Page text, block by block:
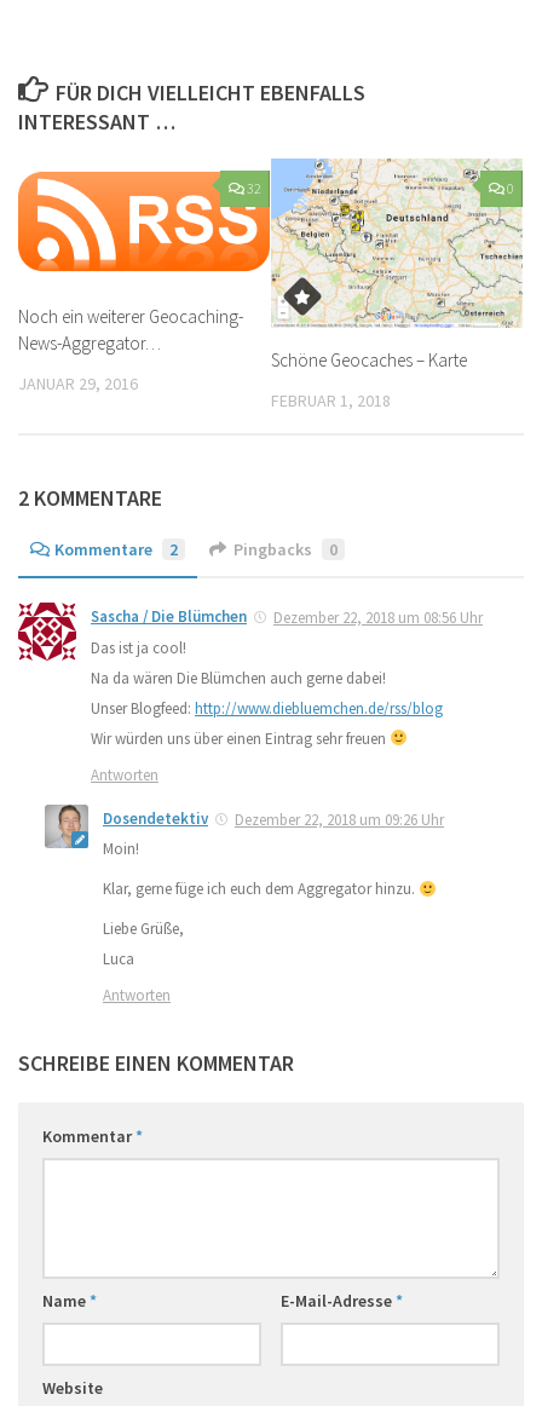
FÜR DICH VIELLEICHT EBENFALLS
INTERESSANT …
32
Noch ein weiterer Geocaching-
News-Aggregator…
JANUAR 29, 2016
0
Schöne Geocaches – Karte
FEBRUAR 1, 2018
2 KOMMENTARE
Kommentare 2 Pingbacks 0
Sascha / Die Blümchen
Dezember 22, 2018 um 08:56 Uhr
Das ist ja cool!
Na da wären Die Blümchen auch gerne dabei!
Unser Blogfeed: http://www.diebluemchen.de/rss/blog
Wir würden uns über einen Eintrag sehr freuen
Antworten
Dosendetektiv
Dezember 22, 2018 um 09:26 Uhr
Moin!
Klar, gerne füge ich euch dem Aggregator hinzu.
Liebe Grüße,
Luca
Antworten
SCHREIBE EINEN KOMMENTAR
Kommentar*
Name* E-Mail-Adresse*
Website